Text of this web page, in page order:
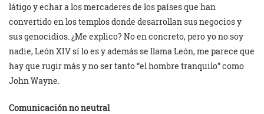
látigo y echar a los mercaderes de los países que han
convertido en los templos donde desarrollan sus negocios y
sus genocidios. ¿Me explico? No en concreto, pero yo no soy
nadie, León XIV sí lo es y además se llama León, me parece que
hay que rugir más y no ser tanto “el hombre tranquilo” como
John Wayne.
Comunicación no neutral